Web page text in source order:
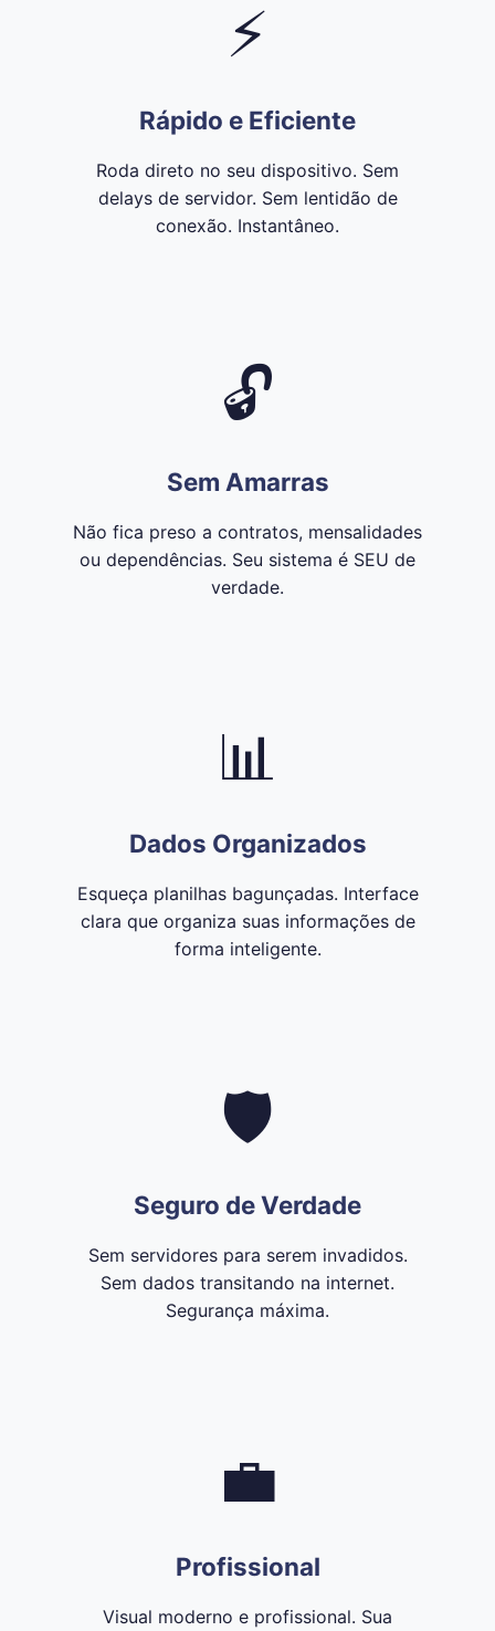
⚡
Rápido e Eficiente
Roda direto no seu dispositivo. Sem
delays de servidor. Sem lentidão de
conexão. Instantâneo.
🔓
Sem Amarras
Não fica preso a contratos, mensalidades
ou dependências. Seu sistema é SEU de
verdade.
📊
Dados Organizados
Esqueça planilhas bagunçadas. Interface
clara que organiza suas informações de
forma inteligente.
🛡️
Seguro de Verdade
Sem servidores para serem invadidos.
Sem dados transitando na internet.
Segurança máxima.
💼
Profissional
Visual moderno e profissional. Sua